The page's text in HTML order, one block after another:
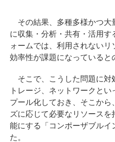
その結果、多種多様かつ大
に収集・分析・共有・活用す
ォームでは、利用されない
効率性が課題になっていると
そこで、こうした問題に対
トレージ、ネットワークと
プール化しておき、そこか
ズに応じて必要なリソース
能にする「コンポーザブルイ
た。